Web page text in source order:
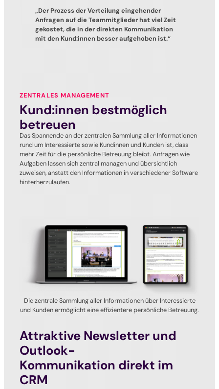
„Der Prozess der Verteilung eingehender
Anfragen auf die Teammitglieder hat viel Zeit
gekostet, die in der direkten Kommunikation
mit den Kund:innen besser aufgehoben ist.“
ZENTRALES MANAGEMENT
Kund:innen bestmöglich
betreuen
Das Spannende an der zentralen Sammlung aller Informationen
rund um Interessierte sowie Kundinnen und Kunden ist, dass
mehr Zeit für die persönliche Betreuung bleibt. Anfragen wie
Aufgaben lassen sich zentral managen und übersichtlich
zuweisen, anstatt den Informationen in verschiedener Software
hinterherzulaufen.
Die zentrale Sammlung aller Informationen über Interessierte
und Kunden ermöglicht eine effizientere persönliche Betreuung.
Attraktive Newsletter und
Outlook-
Kommunikation direkt im
CRM